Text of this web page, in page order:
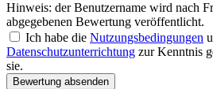
Hinweis: der Benutzername wird nach
abgegebenen Bewertung veröffentlicht.
Ich habe die Nutzungsbedingungen
Datenschutzunterrichtung zur Kenntnis
sie.
Bewertung absenden